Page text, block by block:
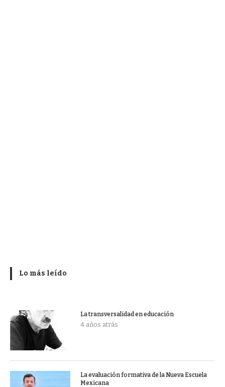
Lo más leído
La transversalidad en educación
4 años atrás
La evaluación formativa de la Nueva Escuela
Mexicana